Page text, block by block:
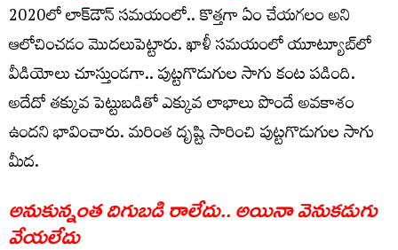
2020లో లాక్‌డౌన్ స‌మ‌యంలో.. కొత్తగా ఏం చేయగ‌లం అని
ఆలోచించ‌డం మొద‌లుపెట్టారు. ఖాళీ స‌మ‌యంలో యూట్యూబ్‌లో
వీడియోలు చూస్తుండ‌గా.. పుట్ట‌గొడుగుల సాగు కంట ప‌డింది.
అదేదో త‌క్కువ పెట్టుబ‌డితో ఎక్కువ లాభాలు పొందే అవ‌కాశం
ఉంద‌ని భావించారు. మ‌రింత దృష్టి సారించి పుట్ట‌గొడుగుల సాగు
మీద‌.
అనుకున్నంత దిగుబ‌డి రాలేదు.. అయినా వెనుక‌డుగు
వేయ‌లేదు